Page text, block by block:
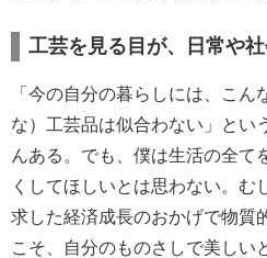
工芸を見る目が、日常や
「今の自分の暮らしには、こ
な）工芸品は似合わない」とい
んある。でも、僕は生活の全て
くしてほしいとは思わない。む
求した経済成長のおかげで物質
こそ、自分のものさしで美しい